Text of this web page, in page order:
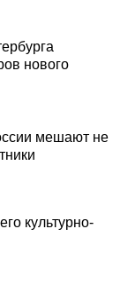
нового
мешают не
культурно-